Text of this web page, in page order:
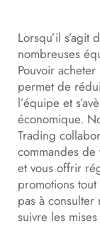
Lorsqu’il
nombreuses
Pouvoir
permet de
l’équipe et
économique.
Trading
commandes de
et vous offrir
promotions
pas à
suivre les